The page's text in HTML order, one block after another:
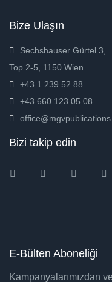
Bize Ulaşın
Sechshauser Gürtel 3,
Top 2-5, 1150 Wien
+43 1 239 52 88
+43 660 123 05 08
Bizi takip edin
InstagramFacebookTwitter
E-Bülten Aboneliği
Kampanyalarımızdan